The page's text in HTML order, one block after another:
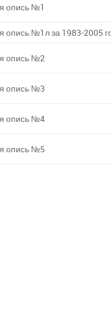
опись №1
опись №1л за 1983-2005
опись №2
опись №3
опись №4
опись №5